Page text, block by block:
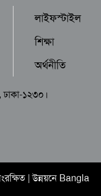
লাইফস্টাইল
শিক্ষা
অর্থনীতি
ঢাকা-১২৩০।
| উন্নয়নে Bangla